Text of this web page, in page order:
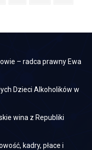
– radca prawny Ewa
Dzieci Alkoholików w
wina z Republiki
kadry, płace i